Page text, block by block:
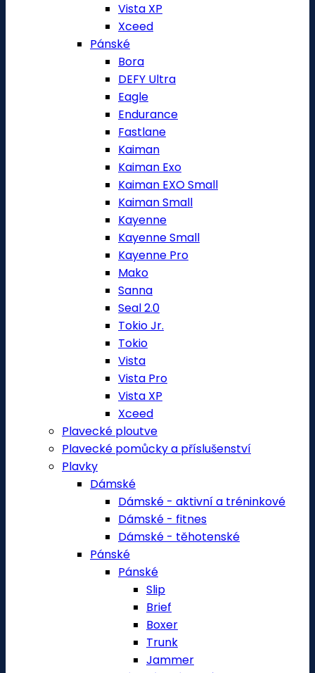
Vista XP
Xceed
Pánské
Bora
DEFY Ultra
Eagle
Endurance
Fastlane
Kaiman
Kaiman Exo
Kaiman EXO Small
Kaiman Small
Kayenne
Kayenne Small
Kayenne Pro
Mako
Sanna
Seal 2.0
Tokio Jr.
Tokio
Vista
Vista Pro
Vista XP
Xceed
Plavecké ploutve
Plavecké pomůcky a příslušenství
Plavky
Dámské
Dámské - aktivní a tréninkové
Dámské - fitnes
Dámské - těhotenské
Pánské
Pánské
Slip
Brief
Boxer
Trunk
Jammer